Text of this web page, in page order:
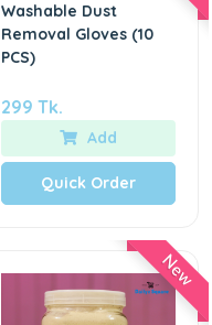
Washable Dust
Removal Gloves (10
PCS)
299 Tk.
Add
Quick Order
New